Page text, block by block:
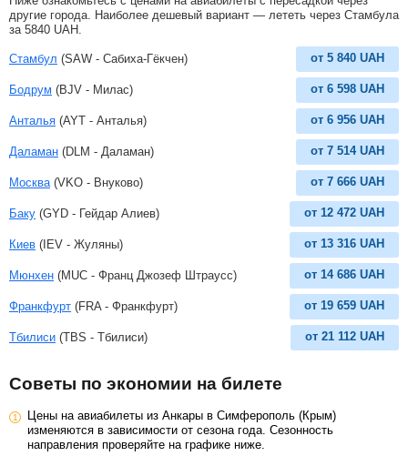
другие города. Наиболее дешевый вариант — лететь через Стамбула
за 5840 UAH
Стамбул (SAW - Сабиха-Гёкчен) от 5 840 UAH
Бодрум (BJV - Милас) от 6 598 UAH
Анталья (AYT - Анталья) от 6 956 UAH
Даламан (DLM - Даламан) от 7 514 UAH
Москва (VKO - Внуково) от 7 666 UAH
Баку (GYD - Гейдар Алиев) от 12 472 UAH
Киев (IEV - Жуляны) от 13 316 UAH
Мюнхен (MUC - Франц Джозеф Штраусс) от 14 686 UAH
Франкфурт (FRA - Франкфурт) от 19 659 UAH
Тбилиси (TBS - Тбилиси) от 21 112 UAH
Советы по экономии на билете
Цены на авиабилеты из Анкары в Симферополь (Крым)
изменяются в зависимости от сезона года. Сезонность
направления проверяйте на графике ниже.